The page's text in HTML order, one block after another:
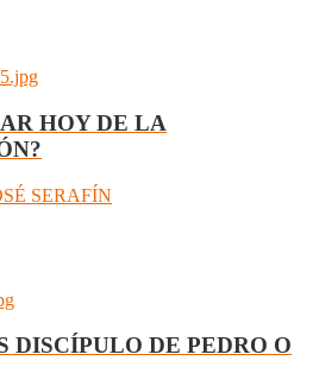
HOY DE LA
SERAFÍN
DISCÍPULO DE PEDRO O